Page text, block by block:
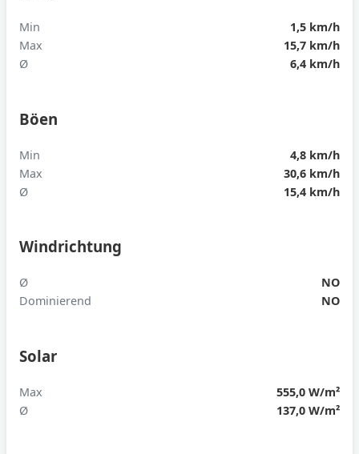
Min
1,5 km/h
Max
15,7 km/h
Ø
6,4 km/h
Böen
Min
4,8 km/h
Max
30,6 km/h
Ø
15,4 km/h
Windrichtung
Ø
NO
Dominierend
NO
Solar
Max
555,0 W/m²
Ø
137,0 W/m²